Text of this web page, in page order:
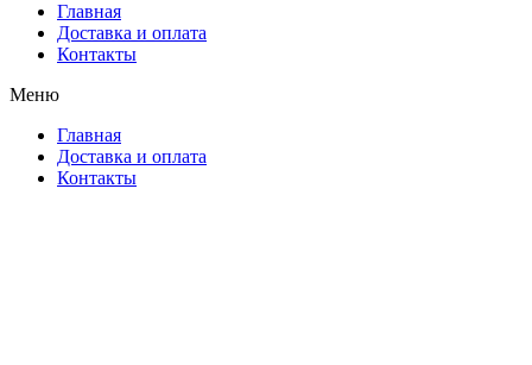
Главная
Доставка и оплата
Контакты
Меню
Главная
Доставка и оплата
Контакты